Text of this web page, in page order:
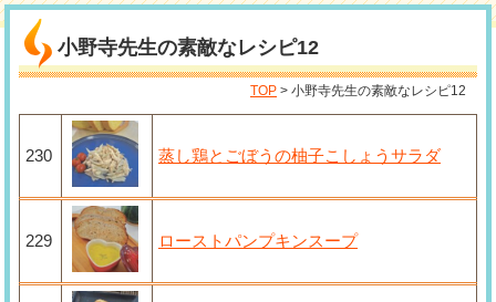
小野寺先生の素敵なレシピ12
TOP > 小野寺先生の素敵なレシピ12
230 蒸し鶏とごぼうの柚子こしょうサラダ
229 ローストパンプキンスープ